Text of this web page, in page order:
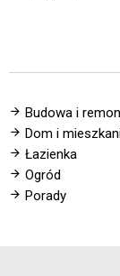
Budowa i
Dom i
Łazienka
Ogród
Porady